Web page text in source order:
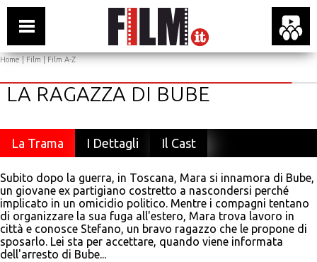
Home|Film|Film A-Z
LA RAGAZZA DI BUBE
La Trama I Dettagli Il Cast
Subito dopo la guerra, in Toscana, Mara si innamora di Bube,
un giovane ex partigiano costretto a nascondersi perché
implicato in un omicidio politico. Mentre i compagni tentano
di organizzare la sua fuga all'estero, Mara trova lavoro in
città e conosce Stefano, un bravo ragazzo che le propone di
sposarlo. Lei sta per accettare, quando viene informata
dell'arresto di Bube...